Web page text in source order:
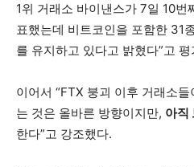
1위 거래소 바이낸스가 7일 10
표했는데 비트코인을 포함한 31
를 유지하고 있다고 밝혔다”고 평
이어서 “FTX 붕괴 이후 거래소
는 것은 올바른 방향이지만, 아직
한다”고 강조했다.